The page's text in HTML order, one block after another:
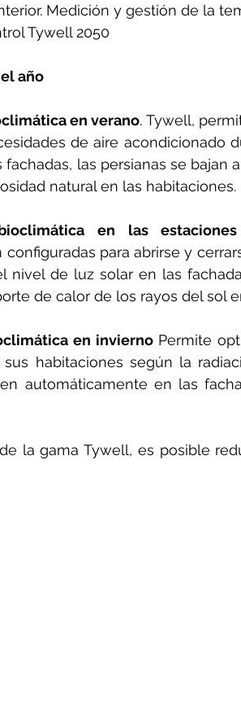
Medición y gestión de la
Tywell 2050
año
en verano. Tywell,
de aire acondicionado
fachadas, las persianas se bajan
natural en las habitaciones.
en las
para abrirse y
nivel de luz solar en las
de calor de los rayos del sol
en invierno Permite
habitaciones según la
automáticamente en las
la gama Tywell, es posible